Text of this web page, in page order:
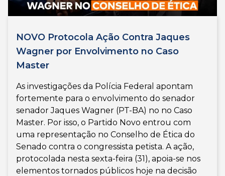
NOVO Protocola Ação Contra Jaques
Wagner por Envolvimento no Caso
Master
As investigações da Polícia Federal apontam
fortemente para o envolvimento do senador
senador Jaques Wagner (PT-BA) no no Caso
Master. Por isso, o Partido Novo entrou com
uma representação no Conselho de Ética do
Senado contra o congressista petista. A ação,
protocolada nesta sexta-feira (31), apoia-se nos
elementos tornados públicos hoje na decisão